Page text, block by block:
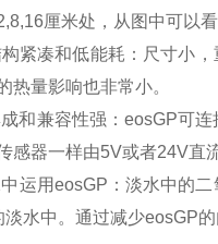
厘米处，从图中可以
紧凑和低能耗：尺寸小
热量影响也非常小。
和兼容性强：eosGP可连
感器一样由5V或者24V直
运用eosGP：淡水中的
淡水中。通过减少eosGP